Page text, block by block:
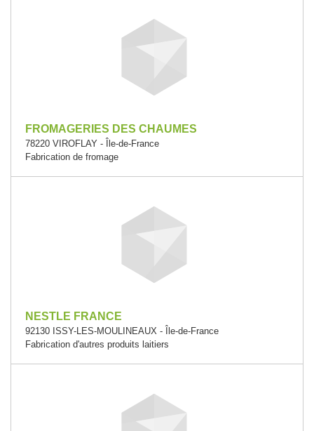
FROMAGERIES DES CHAUMES
78220 VIROFLAY - Île-de-France
Fabrication de fromage
NESTLE FRANCE
92130 ISSY-LES-MOULINEAUX - Île-de-France
Fabrication d'autres produits laitiers